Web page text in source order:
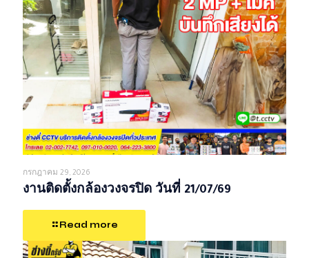
กรกฎาคม 29, 2026
งานติดตั้งกล้องวงจรปิด วันที่ 21/07/69
Read more